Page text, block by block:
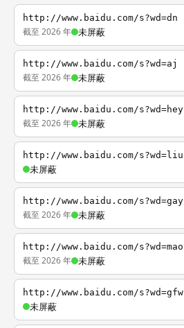
http://www.baidu.com/s?wd=dn
截至 2026 年 未屏蔽
http://www.baidu.com/s?wd=aj
截至 2026 年 未屏蔽
http://www.baidu.com/s?wd=hey
截至 2026 年 未屏蔽
http://www.baidu.com/s?wd=liu
未屏蔽
http://www.baidu.com/s?wd=gay
截至 2026 年 未屏蔽
http://www.baidu.com/s?wd=mao
截至 2026 年 未屏蔽
http://www.baidu.com/s?wd=gfw
未屏蔽